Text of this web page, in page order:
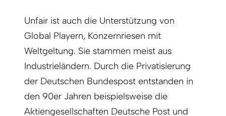
Unfair ist auch die Unterstützung von
Global Playern, Konzernriesen mit
Weltgeltung. Sie stammen meist aus
Industrieländern. Durch die Privatisierung
der Deutschen Bundespost entstanden in
den 90er Jahren beispielsweise die
Aktiengesellschaften Deutsche Post und